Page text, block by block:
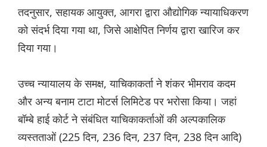
तदनुसार, सहायक आयुक्त, आगरा द्वारा औद्योगिक न्यायाधिकरण
को संदर्भ दिया गया था, जिसे आक्षेपित निर्णय द्वारा खारिज कर
दिया गया।
उच्च न्यायालय के समक्ष, याचिकाकर्ता ने शंकर भीमराव कदम
और अन्य बनाम टाटा मोटर्स लिमिटेड पर भरोसा किया। जहां
बॉम्बे हाई कोर्ट ने संबंधित याचिकाकर्ताओं की अल्पकालिक
व्यस्तताओं (225 दिन, 236 दिन, 237 दिन, 238 दिन आदि)